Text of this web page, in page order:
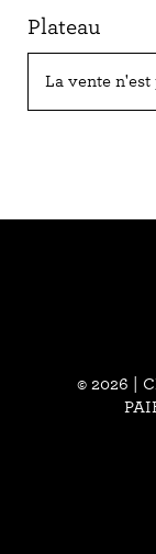
Plateau
La vente n'est
© 2026 |